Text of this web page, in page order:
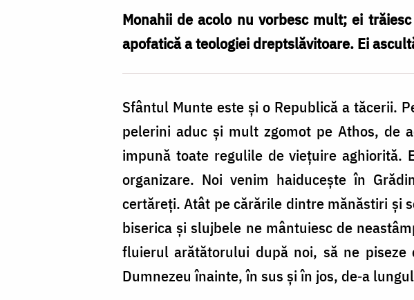
Monahii de acolo nu vorbesc mult; ei
apofatică a teologiei dreptslăvitoare. Ei
Sfântul Munte este şi o Republică a tăcerii.
pelerini aduc şi mult zgomot pe Athos, de
impună toate regulile de vieţuire aghiorită.
organizare. Noi venim haiduceşte în
certăreţi. Atât pe cărările dintre mănăstiri şi
biserica şi slujbele ne mântuiesc de
fluierul arătătorului după noi, să ne
Dumnezeu înainte, în sus şi în jos, de‐a